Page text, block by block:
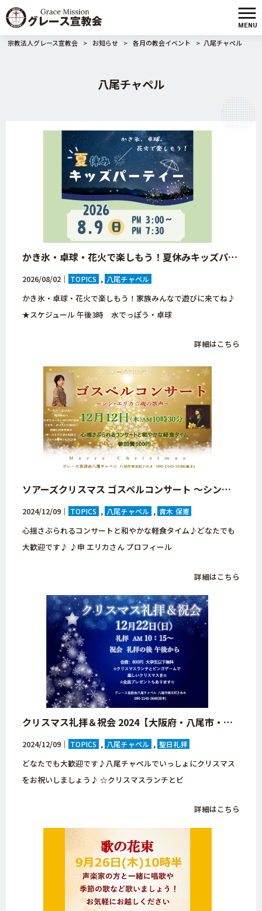
MENU
宗教法人グレース宣教会
> お知らせ > 各月の教会イベント > 八尾チャペル
八尾チャペル
かき氷・卓球・花火で楽しもう！夏休みキッズパーティー♪【大阪・八尾市・八尾チャペル・日曜学校】
2026/08/02｜ TOPICS 八尾チャペル
かき氷・卓球・花火で楽しもう！家族みんなで遊びに来てね♪
★スケジュール 午後3時 水でっぽう・卓球
詳細はこちら
ソアーズクリスマス ゴスペルコンサート 〜シン・エリカ☆魂の歌声〜【大阪府・八尾市・八尾チャペル・キリスト教会】
2024/12/09｜ TOPICS 八尾チャペル 青木 保憲
心揺さぶられるコンサートと和やかな軽食タイム♪どなたでも
大歓迎です♪ ♪申 エリカさん プロフィール
詳細はこちら
クリスマス礼拝＆祝会 2024【大阪府・八尾市・八尾チャペル・キリスト教会】
2024/12/09｜ TOPICS 八尾チャペル 聖日礼拝
どなたでも大歓迎です♪八尾チャペルでいっしょにクリスマス
をお祝いしましょう♪ ☆クリスマスランチとビ
詳細はこちら